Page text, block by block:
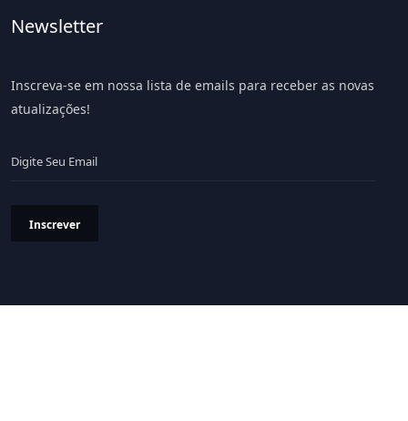
Newsletter
Inscreva-se em nossa lista de emails para receber as novas
atualizações!
Inscrever